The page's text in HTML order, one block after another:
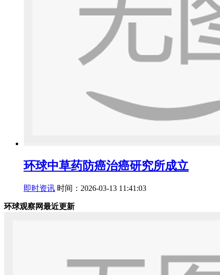
环球中草药防癌治癌研究所成立
即时资讯 时间：2026-03-13 11:41:03
环球观察网最近更新